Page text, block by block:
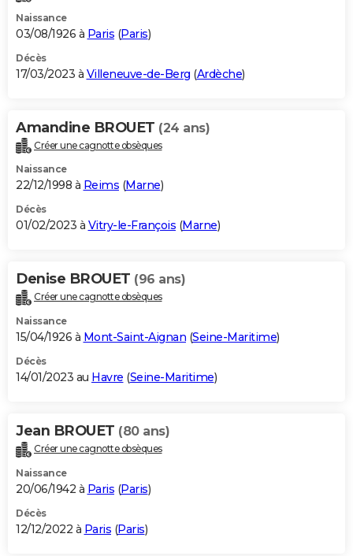
Naissance
03/08/1926 à Paris (Paris)
Décès
17/03/2023 à Villeneuve-de-Berg (Ardèche)
Amandine BROUET (24 ans)
Créer une cagnotte obsèques
Naissance
22/12/1998 à Reims (Marne)
Décès
01/02/2023 à Vitry-le-François (Marne)
Denise BROUET (96 ans)
Créer une cagnotte obsèques
Naissance
15/04/1926 à Mont-Saint-Aignan (Seine-Maritime)
Décès
14/01/2023 au Havre (Seine-Maritime)
Jean BROUET (80 ans)
Créer une cagnotte obsèques
Naissance
20/06/1942 à Paris (Paris)
Décès
12/12/2022 à Paris (Paris)